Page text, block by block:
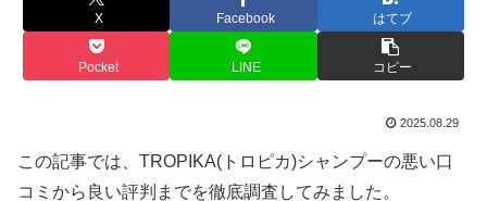
X Facebook はてブ
Pocket LINE コピー
2025.08.29
この記事では、TROPIKA(トロピカ)シャンプーの悪い口
コミから良い評判までを徹底調査してみました。